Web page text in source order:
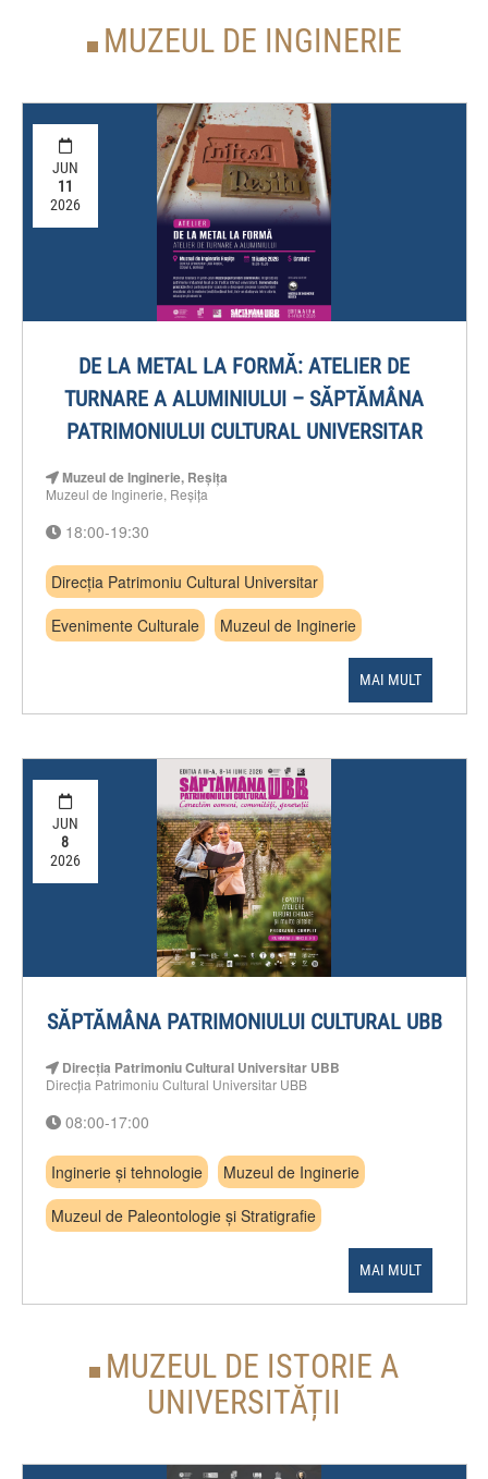
MUZEUL DE INGINERIE
JUN
11
2026
DE LA METAL LA FORMĂ: ATELIER DE
TURNARE A ALUMINIULUI – SĂPTĂMÂNA
PATRIMONIULUI CULTURAL UNIVERSITAR
Muzeul de Inginerie, Reșița
Muzeul de Inginerie, Reșița
18:00-19:30
Direcția Patrimoniu Cultural Universitar
Evenimente Culturale
Muzeul de Inginerie
MAI MULT
JUN
8
2026
SĂPTĂMÂNA PATRIMONIULUI CULTURAL UBB
Direcția Patrimoniu Cultural Universitar UBB
Direcția Patrimoniu Cultural Universitar UBB
08:00-17:00
Inginerie și tehnologie
Muzeul de Inginerie
Muzeul de Paleontologie și Stratigrafie
MAI MULT
MUZEUL DE ISTORIE A
UNIVERSITĂȚII